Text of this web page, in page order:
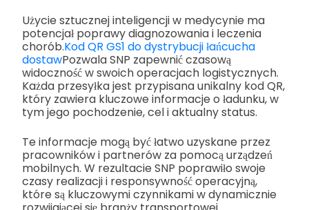
Użycie sztucznej inteligencji w medycynie ma
potencjał poprawy diagnozowania i leczenia
chorób.Kod QR GS1 do dystrybucji łańcucha
dostawPozwala SNP zapewnić czasową
widoczność w swoich operacjach logistycznych.
Każda przesyłka jest przypisana unikalny kod QR,
który zawiera kluczowe informacje o ładunku, w
tym jego pochodzenie, cel i aktualny status.
Te informacje mogą być łatwo uzyskane przez
pracowników i partnerów za pomocą urządzeń
mobilnych. W rezultacie SNP poprawiło swoje
czasy realizacji i responsywność operacyjną,
które są kluczowymi czynnikami w dynamicznie